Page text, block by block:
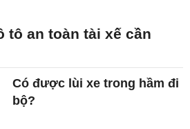
tô an toàn tài xế cần
Có được lùi xe trong hầm đi
bộ?